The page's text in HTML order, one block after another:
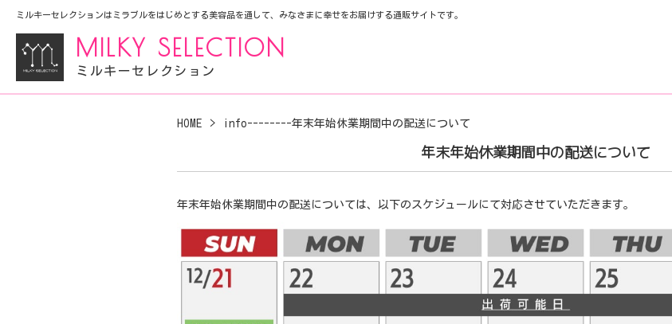
ミルキーセレクションはミラブルをはじめとする美容品を通して、みなさまに幸せをお届けする通販サイトです。
MILKY SELECTION
ミルキーセレクション
HOME info--------年末年始休業期間中の配送について
年末年始休業期間中の配送について
年末年始休業期間中の配送については、以下のスケジュールにて対応させていただきます。